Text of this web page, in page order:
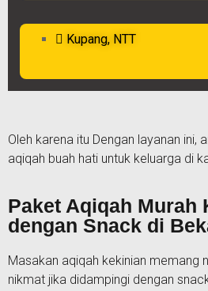
Kupang, NTT
Oleh karena itu Dengan layanan ini,
aqiqah buah hati untuk keluarga di
Paket Aqiqah Murah
dengan Snack di
Masakan aqiqah kekinian memang
nikmat jika didampingi dengan